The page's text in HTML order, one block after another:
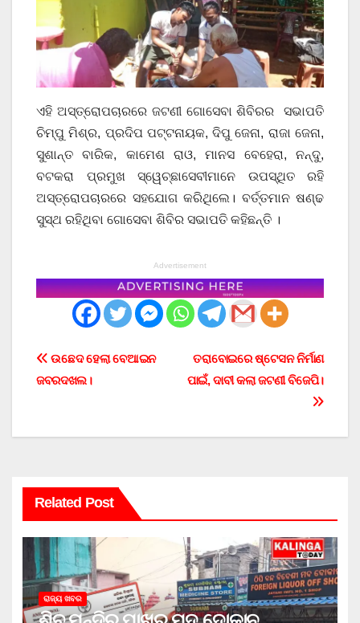
ଏହି ଅସ୍ତ୍ରୋପଚାରରେ ଜଟଣୀ ଗୋସେବା ଶିବିରର ସଭାପତି
ଚିମ୍ପୁ ମିଶ୍ର, ପ୍ରଦିପ ପଟ୍ଟନାୟକ, ଦିପୁ ଜେନା, ରାଜା ଜେନା,
ସୁଶାନ୍ତ ବାରିକ, କାମେଶ ରାଓ, ମାନସ ବେହେରା, ନନ୍ଦୁ,
ବଟକରା ପ୍ରମୁଖ ସ୍ୱେଚ୍ଛାସେବୀମାନେ ଉପସ୍ଥିତ ରହି
ଅସ୍ତ୍ରୋପଚାରରେ ସହଯୋଗ କରିଥିଲେ। ବର୍ତ୍ତମାନ ଷଣ୍ଢ
ସୁସ୍ଥ ରହିଥିବା ଗୋସେବା ଶିବିର ସଭାପତି କହିଛନ୍ତି ।
Advertisement
Post
ତରାବୋଇରେ ଷ୍ଟେସନ ନିର୍ମାଣ
ପାଇଁ, ଦାବୀ କଲା ଜଟଣୀ ବିଜେପି।
ଉଛେଦ ହେଲା ବେଆଇନ
ଜବରଦଖଲ।
Related Post
ରାଜ୍ୟ ଖବର